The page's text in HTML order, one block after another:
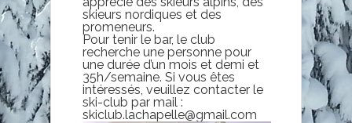
skieurs nordiques et des
promeneurs.
Pour tenir le bar, le club
recherche une personne pour
une durée d’un mois et demi et
35h/semaine. Si vous êtes
intéressés, veuillez contacter le
ski-club par mail :
skiclub.lachapelle@gmail.com